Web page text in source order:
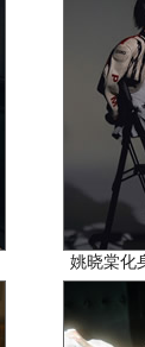
姚晓棠化